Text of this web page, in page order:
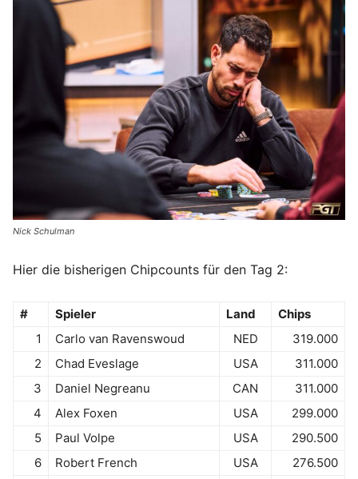
Nick Schulman
Hier die bisherigen Chipcounts für den Tag 2:
# Spieler Land
Chips
1
Carlo van Ravenswoud NED
319.000
2
Chad Eveslage USA
311.000
3
Daniel Negreanu CAN
311.000
4
Alex Foxen USA
299.000
5
Paul Volpe USA
290.500
6
Robert French USA
276.500